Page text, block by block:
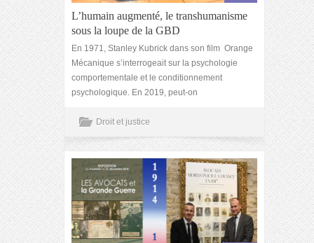
L’humain augmenté, le transhumanisme
sous la loupe de la GBD
En 1971, Stanley Kubrick dans son film Orange
Mécanique s’interrogeait sur la psychologie
comportementale et le conditionnement
psychologique. En 2019, peut-on
Droit et justice